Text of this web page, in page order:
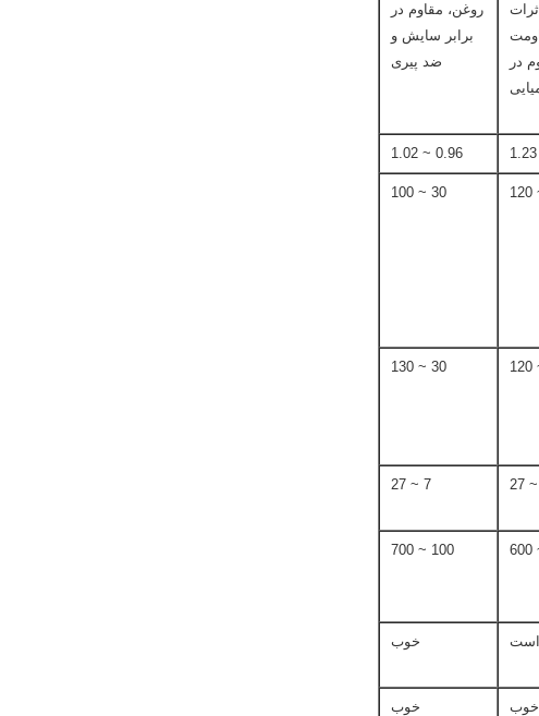
در
روغن، مقاوم در
برابر سایش و
ضد پیری
1.23
0.96 ~ 1.02
30 ~ 100
30 ~ 130
7 ~ 27
100 ~ 700
است خوب
خوب خوب